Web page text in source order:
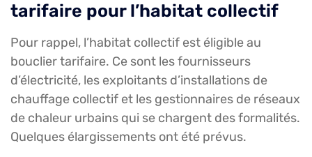
tarifaire pour l’habitat collectif
Pour rappel, l’habitat collectif est éligible au
bouclier tarifaire. Ce sont les fournisseurs
d’électricité, les exploitants d’installations de
chauffage collectif et les gestionnaires de réseaux
de chaleur urbains qui se chargent des formalités.
Quelques élargissements ont été prévus.